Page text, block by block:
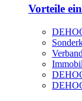
Vorteile